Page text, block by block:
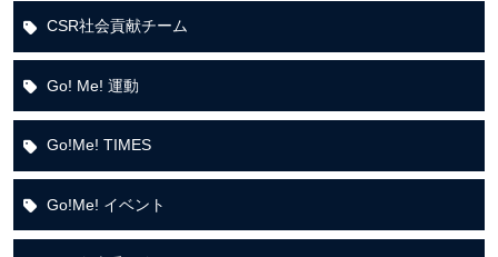
CSR社会貢献チーム
Go! Me! 運動
Go!Me! TIMES
Go!Me! イベント